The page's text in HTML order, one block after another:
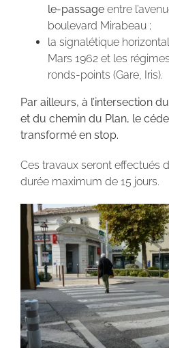
le-passage entre
boulevard Mirabeau ;
la signalétique
Mars 1962 et les
ronds-points (Gare, Iris).
Par ailleurs, à l’intersection
et du chemin du Plan, le
transformé en stop.
Ces travaux seront effectués
durée maximum de 15 jours.